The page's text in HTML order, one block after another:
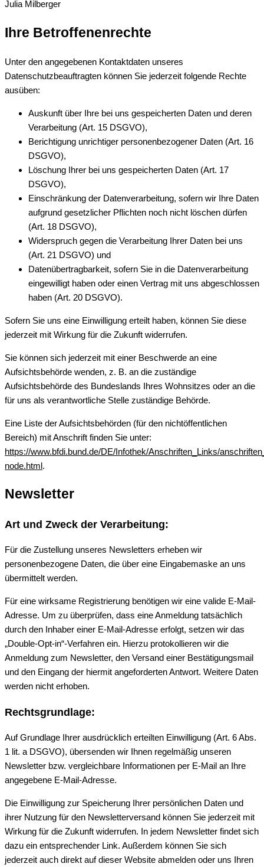
Julia Milberger
Ihre Betroffenenrechte
Unter den angegebenen Kontaktdaten unseres
Datenschutzbeauftragten können Sie jederzeit folgende Rechte
ausüben:
Auskunft über Ihre bei uns gespeicherten Daten und deren
Verarbeitung (Art. 15 DSGVO),
Berichtigung unrichtiger personenbezogener Daten (Art. 16
DSGVO),
Löschung Ihrer bei uns gespeicherten Daten (Art. 17
DSGVO),
Einschränkung der Datenverarbeitung, sofern wir Ihre Daten
aufgrund gesetzlicher Pflichten noch nicht löschen dürfen
(Art. 18 DSGVO),
Widerspruch gegen die Verarbeitung Ihrer Daten bei uns
(Art. 21 DSGVO) und
Datenübertragbarkeit, sofern Sie in die Datenverarbeitung
eingewilligt haben oder einen Vertrag mit uns abgeschlossen
haben (Art. 20 DSGVO).
Sofern Sie uns eine Einwilligung erteilt haben, können Sie diese
jederzeit mit Wirkung für die Zukunft widerrufen.
Sie können sich jederzeit mit einer Beschwerde an eine
Aufsichtsbehörde wenden, z. B. an die zuständige
Aufsichtsbehörde des Bundeslands Ihres Wohnsitzes oder an die
für uns als verantwortliche Stelle zuständige Behörde.
Eine Liste der Aufsichtsbehörden (für den nichtöffentlichen
Bereich) mit Anschrift finden Sie unter:
https://www.bfdi.bund.de/DE/Infothek/Anschriften_Links/
node.html.
Newsletter
Art und Zweck der Verarbeitung:
Für die Zustellung unseres Newsletters erheben wir
personenbezogene Daten, die über eine Eingabemaske an uns
übermittelt werden.
Für eine wirksame Registrierung benötigen wir eine valide E-Mail-
Adresse. Um zu überprüfen, dass eine Anmeldung tatsächlich
durch den Inhaber einer E-Mail-Adresse erfolgt, setzen wir das
„Double-Opt-in“-Verfahren ein. Hierzu protokollieren wir die
Anmeldung zum Newsletter, den Versand einer Bestätigungsmail
und den Eingang der hiermit angeforderten Antwort. Weitere Daten
werden nicht erhoben.
Rechtsgrundlage:
Auf Grundlage Ihrer ausdrücklich erteilten Einwilligung (Art. 6 Abs.
1 lit. a DSGVO), übersenden wir Ihnen regelmäßig unseren
Newsletter bzw. vergleichbare Informationen per E-Mail an Ihre
angegebene E-Mail-Adresse.
Die Einwilligung zur Speicherung Ihrer persönlichen Daten und
ihrer Nutzung für den Newsletterversand können Sie jederzeit mit
Wirkung für die Zukunft widerrufen. In jedem Newsletter findet sich
dazu ein entsprechender Link. Außerdem können Sie sich
jederzeit auch direkt auf dieser Website abmelden oder uns Ihren